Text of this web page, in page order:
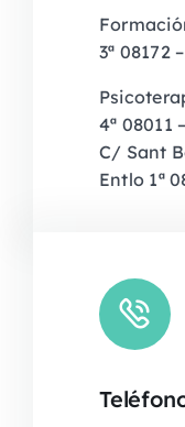
3ª 08172
4ª 08011
C/ Sant
Entlo 1ª